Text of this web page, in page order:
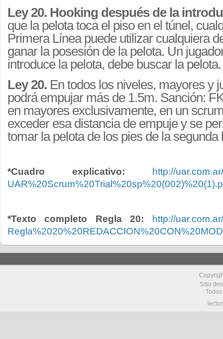
Ley 20. Hooking después de la
que la pelota toca el piso en el túnel,
Primera Línea puede utilizar cualquiera
ganar la posesión de la pelota. Un
introduce la pelota, debe buscar la
Ley 20. En todos los niveles, mayores y
podrá empujar más de 1.5m. Sanción:
en mayores exclusivamente, en un
exceder esa distancia de empuje y se
tomar la pelota de los pies de la segunda
*Cuadro explicativo:
http://
*Texto completo Regla 20:
http://
Sitio